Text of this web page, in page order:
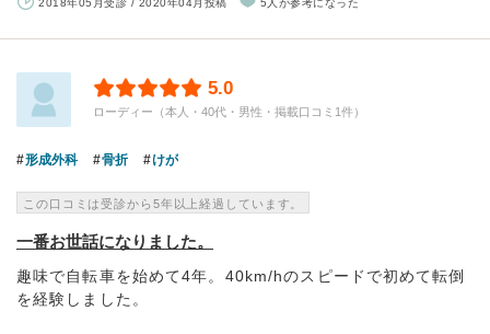
2018年05月受診 / 2020年04月投稿 5人が参考になった
5.0
ローディー（本人・40代・男性・掲載口コミ1件）
形成外科 骨折 けが
この口コミは受診から5年以上経過しています。
一番お世話になりました。
趣味で自転車を始めて4年。40km/hのスピードで初めて転倒
を経験しました。